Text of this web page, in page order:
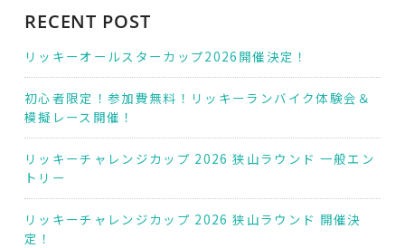
RECENT POST
リッキーオールスターカップ2026開催決定！
初心者限定！参加費無料！リッキーランバイク体験会＆
模擬レース開催！
リッキーチャレンジカップ 2026 狭山ラウンド 一般エン
トリー
リッキーチャレンジカップ 2026 狭山ラウンド 開催決
定！